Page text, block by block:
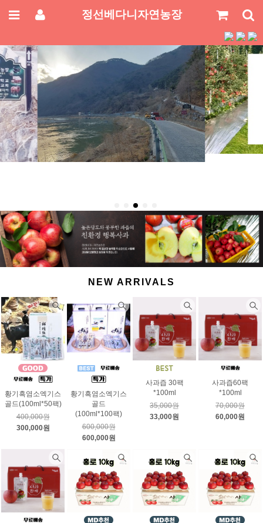
정선베다니자연농장
NEW ARRIVALS
황기흑염소엑기스
골드(100ml*50팩)
400,000원
300,000원
황기흑염소엑기스
골드
(100ml*100팩)
600,000원
600,000원
사과즙 30팩
*100ml
35,000원
33,000원
사과즙60팩
*100ml
70,000원
60,000원